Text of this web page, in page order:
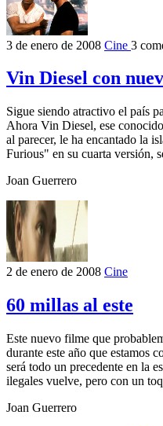
3 de enero de 2008 Cine 3
Vin Diesel con
Sigue siendo atractivo el país
Ahora Vin Diesel, ese
al parecer, le ha encantado la
Furious" en su cuarta versión,
Joan Guerrero
2 de enero de 2008 Cine
60 millas al este
Este nuevo filme que
durante este año que estamos
será todo un precedente en la
ilegales vuelve, pero con un
Joan Guerrero